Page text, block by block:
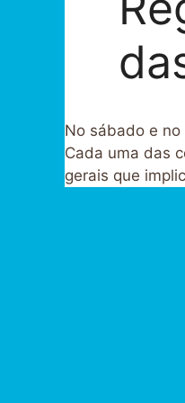
No sábado e no
Cada uma das
gerais que